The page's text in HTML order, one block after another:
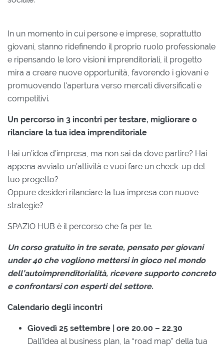
In un momento in cui persone e imprese, soprattutto
giovani, stanno ridefinendo il proprio ruolo professionale
e ripensando le loro visioni imprenditoriali, il progetto
mira a creare nuove opportunità, favorendo i giovani e
promuovendo l'apertura verso mercati diversificati e
competitivi.
Un percorso in 3 incontri per testare, migliorare o
rilanciare la tua idea imprenditoriale
Hai un’idea d’impresa, ma non sai da dove partire? Hai
appena avviato un’attività e vuoi fare un check-up del
tuo progetto?
Oppure desideri rilanciare la tua impresa con nuove
strategie?
SPAZIO HUB è il percorso che fa per te.
Un corso gratuito in tre serate, pensato per giovani
under 40 che vogliono mettersi in gioco nel mondo
dell’autoimprenditorialità, ricevere supporto concreto
e confrontarsi con esperti del settore.
Calendario degli incontri
Giovedì 25 settembre | ore 20.00 – 22.30
Dall’idea al business plan, la “road map” della tua